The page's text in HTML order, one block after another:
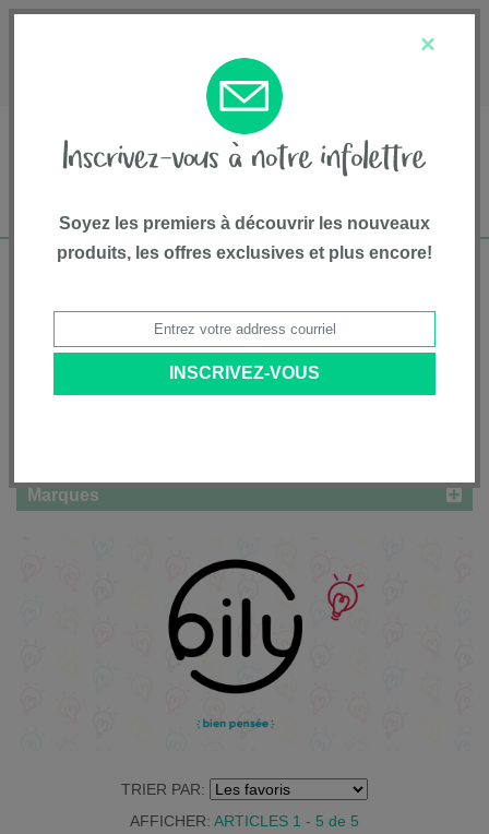
1-800-667-8184
de 75$*
Accueil • Les favoris • Bily
Marques
TRIER PAR:
AFFICHER: ARTICLES 1 - 5 de 5
×
Soyez les premiers à découvrir les nouveaux
produits, les offres exclusives et plus encore!